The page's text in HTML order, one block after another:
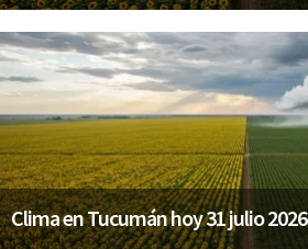
Clima en Tucumán hoy 31 julio 2026